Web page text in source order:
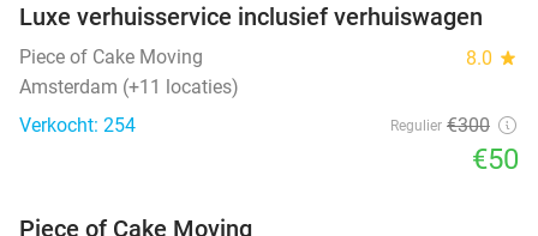
Luxe verhuisservice inclusief verhuiswagen
Piece of Cake Moving 8.0 star
Amsterdam (+11 locaties)
Verkocht: 254
Regulier €300
€50
Piece of Cake Moving